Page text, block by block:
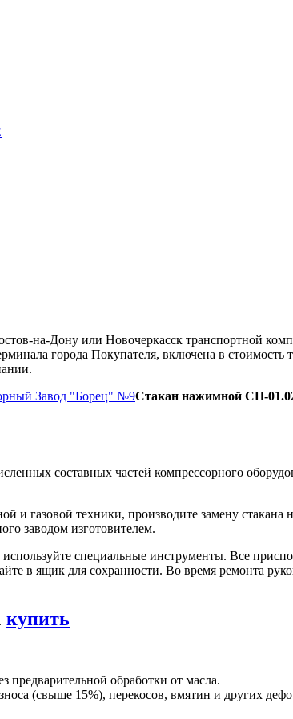
на-Дону или Новочеркасск транспортной
города Покупателя, включена в стоимость
Завод "Борец" №9Стакан нажимной СН-
составных частей компрессорного
и газовой техники, производите замену
заводом изготовителем.
специальные инструменты. Все
в ящик для сохранности. Во время ремонта
купить
предварительной обработки от масла.
(свыше 15%), перекосов, вмятин и других